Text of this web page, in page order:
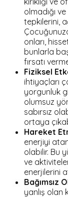
olmadığı
tepkilerini,
onları,
bunlarla
fırsatı
Fiziksel
ihtiyaçları
yorgunluk
olumsuz
sabırsız
ortaya
Hareket
enerjiyi
olabilir. Bu
ve
enerjilerini
Bağımsız
yanlış olan